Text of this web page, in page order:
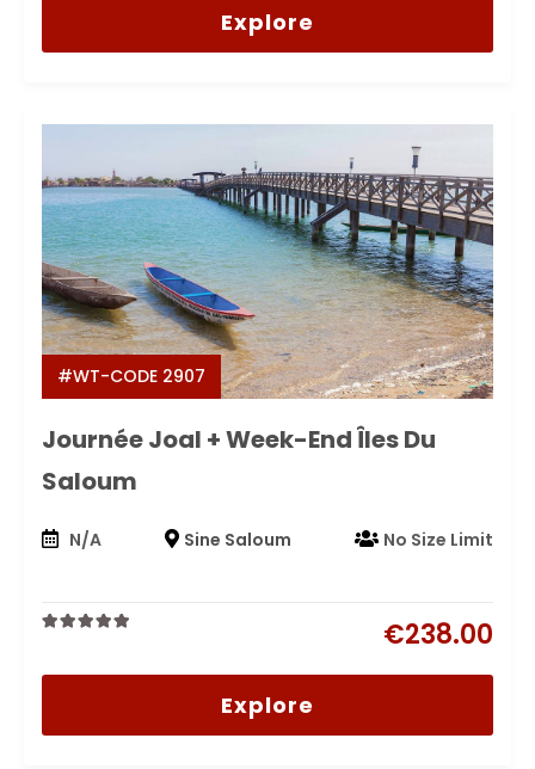
Explore
#WT-CODE 2907
Journée Joal + Week-End Îles Du
Saloum
N/A Sine Saloum No Size Limit
€238.00
out
Explore